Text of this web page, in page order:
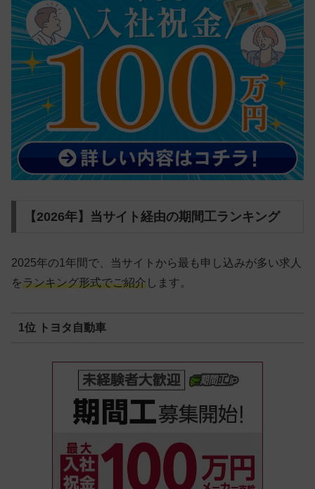
【2026年】当サイト経由の期間工ランキング
2025年の1年間で、当サイトから最も申し込みが多い求人
をランキング形式でご紹介 します。
1位 トヨタ自動車